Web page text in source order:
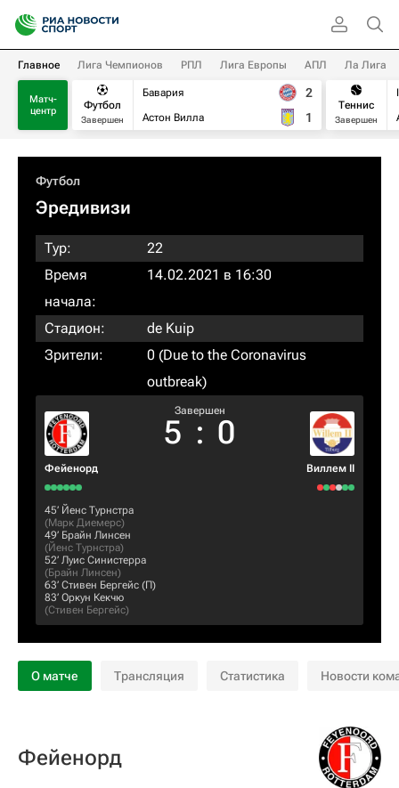
Главное Лига Чемпионов РПЛ Лига Европы АПЛ Ла Лига
Матч-
центр
Футбол
Завершен
Бавария
Астон Вилла
2
1
Теннис
Завершен
Футбол
Эредивизи
Тур:
22
Время
начала:
14.02.2021 в 16:30
Стадион:
de Kuip
Зрители:
0 (Due to the Coronavirus
outbreak)
Фейенорд
Завершен
5 : 0
Виллем II
45‎’‎ Йенс Турнстра
(Марк Диемерс)
49‎’‎ Брайн Линсен
(Йенс Турнстра)
52‎’‎ Луис Синистерра
(Брайн Линсен)
63‎’‎ Стивен Бергейс (П)
83‎’‎ Оркун Кекчю
(Стивен Бергейс)
О матче Трансляция Статистика Новости
Фейенорд